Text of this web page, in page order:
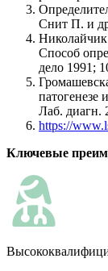
Снит П. и
Способ
дело 1991;
патогенезе
Лаб. диагн.
https://
Ключевые